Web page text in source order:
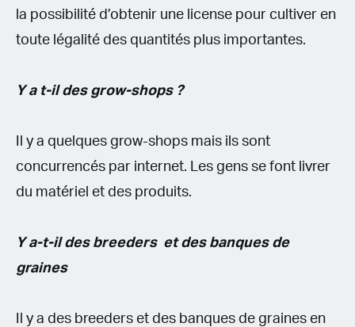
la possibilité d’obtenir une license pour cultiver en
toute légalité des quantités plus importantes.
Y a t-il des grow-shops ?
Il y a quelques grow-shops mais ils sont
concurrencés par internet. Les gens se font livrer
du matériel et des produits.
Y a-t-il des breeders et des banques de
graines
Il y a des breeders et des banques de graines en